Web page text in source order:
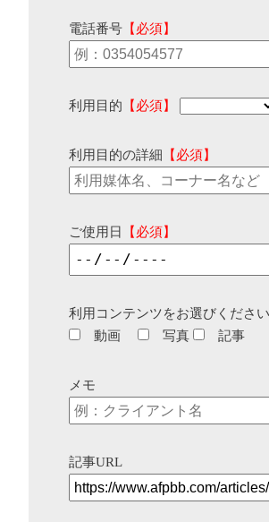
電話番号 【必須】
利用目的 【必須】
利用目的の詳細 【必須】
ご使用日 【必須】
利用コンテンツをお選びください
動画
写真 記事
メモ
記事URL